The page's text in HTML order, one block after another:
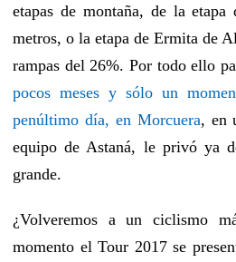
etapas de montaña, de la
metros, o la etapa de Ermita de
rampas del 26%. Por todo ello
pocos meses y sólo un
penúltimo día, en Morcuera, en
equipo de Astaná, le privó ya
grande.
¿Volveremos a un ciclismo
momento el Tour 2017 se